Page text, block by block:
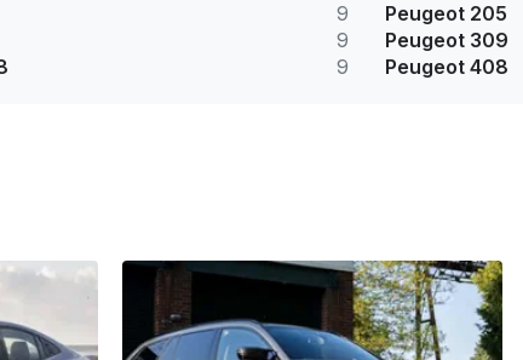
9
9
9
Peugeot 205
Peugeot 309
Peugeot 408